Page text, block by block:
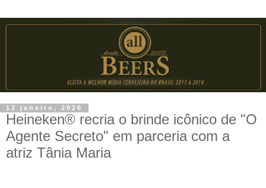
12 janeiro, 2026
Heineken® recria o brinde icônico de "O
Agente Secreto" em parceria com a
atriz Tânia Maria